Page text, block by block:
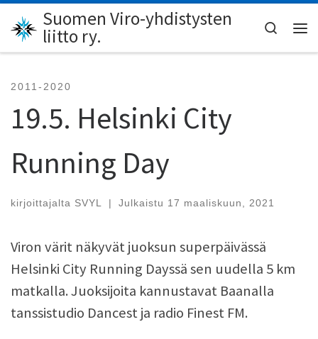
Skip to content
Suomen Viro-yhdistysten
liitto ry.
Search
2011-2020
19.5. Helsinki City
Running Day
kirjoittajalta SVYL | Julkaistu 17 maaliskuun, 2021
Viron värit näkyvät juoksun superpäivässä
Helsinki City Running Dayssä sen uudella 5 km
matkalla. Juoksijoita kannustavat Baanalla
tanssistudio Dancest ja radio Finest FM.